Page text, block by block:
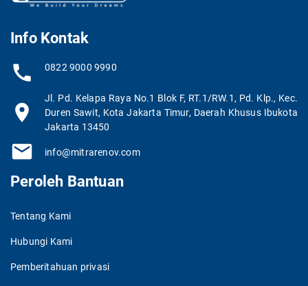
Info Kontak
0822 9000 9990
Jl. Pd. Kelapa Raya No.1 Blok F, RT.1/RW.1, Pd. Klp., Kec.
Duren Sawit, Kota Jakarta Timur, Daerah Khusus Ibukota
Jakarta 13450
info@mitrarenov.com
Peroleh Bantuan
Tentang Kami
Hubungi Kami
Pemberitahuan privasi